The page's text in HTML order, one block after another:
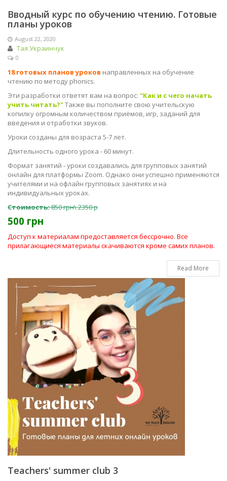
Вводный курс по обучению чтению. Готовые
планы уроков
August 22, 2020
Тая Украинчук
0
18 готовых планов уроков направленных на обучение
чтению по методу phonics.
Эти разработки ответят вам на вопрос: "Как и с чего начать
учить читать?"Также вы пополните свою учительскую
копилку огромным количеством приёмов, игр, заданий для
введения и отработки звуков.
Уроки созданы для возраста 5-7 лет.
Длительность одного урока - 60 минут.
Формат занятий - уроки создавались для групповых занятий
онлайн для платформы Zoom. Однако они успешно применяются
учителями и на офлайн групповых занятиях и на
индивидуальных уроках.
Стоимость:850 грн\ 2350 р
500 грн
Доступ к материалам предоставляется бессрочно. Все
прилагающиеся материалы скачиваются кроме самих планов.
Read More
Teachers' summer club 3